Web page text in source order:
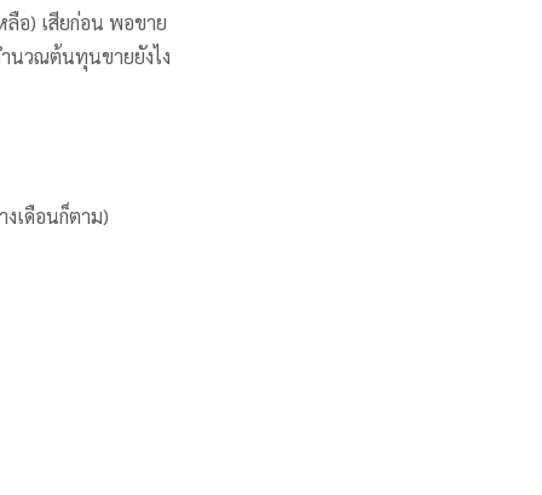
อ) เสียก่อน พอขาย
ำนวณต้นทุนขายยังไง
เดือนก็ตาม)